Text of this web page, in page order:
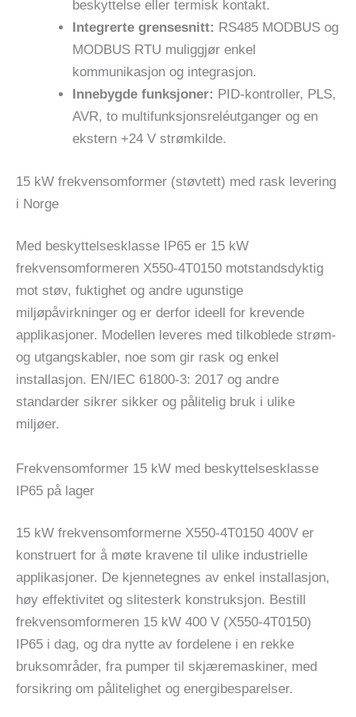
beskyttelse eller termisk kontakt.
Integrerte grensesnitt: RS485 MODBUS og
MODBUS RTU muliggjør enkel
kommunikasjon og integrasjon.
Innebygde funksjoner: PID-kontroller, PLS,
AVR, to multifunksjonsreléutganger og en
ekstern +24 V strømkilde.
15 kW frekvensomformer (støvtett) med rask levering
i Norge
Med beskyttelsesklasse IP65 er 15 kW
frekvensomformeren X550-4T0150 motstandsdyktig
mot støv, fuktighet og andre ugunstige
miljøpåvirkninger og er derfor ideell for krevende
applikasjoner. Modellen leveres med tilkoblede strøm-
og utgangskabler, noe som gir rask og enkel
installasjon. EN/IEC 61800-3: 2017 og andre
standarder sikrer sikker og pålitelig bruk i ulike
miljøer.
Frekvensomformer 15 kW med beskyttelsesklasse
IP65 på lager
15 kW frekvensomformerne X550-4T0150 400V er
konstruert for å møte kravene til ulike industrielle
applikasjoner. De kjennetegnes av enkel installasjon,
høy effektivitet og slitesterk konstruksjon. Bestill
frekvensomformeren 15 kW 400 V (X550-4T0150)
IP65 i dag, og dra nytte av fordelene i en rekke
bruksområder, fra pumper til skjæremaskiner, med
forsikring om pålitelighet og energibesparelser.